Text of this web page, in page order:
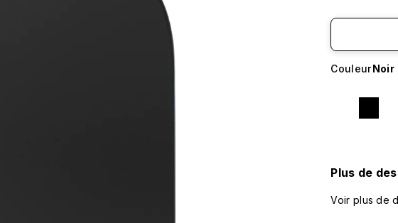
CouleurNoir
Plus de
Voir plus de